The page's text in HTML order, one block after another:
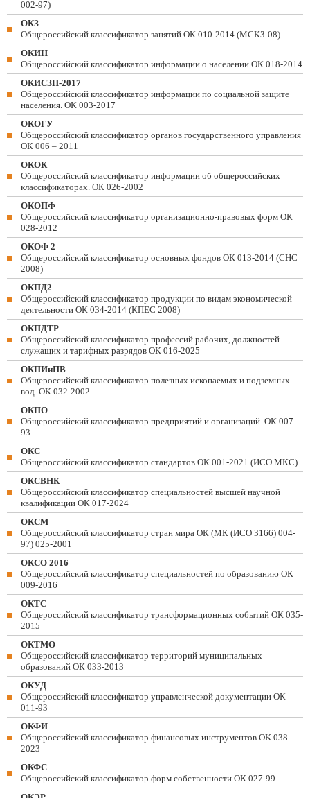
002-97)
ОКЗ
Общероссийский классификатор занятий ОК 010-2014 (МСКЗ-08)
ОКИН
Общероссийский классификатор информации о населении ОК 018-2014
ОКИСЗН-2017
Общероссийский классификатор информации по социальной защите
населения. ОК 003-2017
ОКОГУ
Общероссийский классификатор органов государственного управления
ОК 006 – 2011
ОКОК
Общероссийский классификатор информации об общероссийских
классификаторах. ОК 026-2002
ОКОПФ
Общероссийский классификатор организационно-правовых форм ОК
028-2012
ОКОФ 2
Общероссийский классификатор основных фондов ОК 013-2014 (СНС
2008)
ОКПД2
Общероссийский классификатор продукции по видам экономической
деятельности ОК 034-2014 (КПЕС 2008)
ОКПДТР
Общероссийский классификатор профессий рабочих, должностей
служащих и тарифных разрядов ОК 016-2025
ОКПИиПВ
Общероссийский классификатор полезных ископаемых и подземных
вод. ОК 032-2002
ОКПО
Общероссийский классификатор предприятий и организаций. ОК 007–
93
ОКС
Общероссийский классификатор стандартов ОК 001-2021 (ИСО МКС)
ОКСВНК
Общероссийский классификатор специальностей высшей научной
квалификации ОК 017-2024
ОКСМ
Общероссийский классификатор стран мира ОК (МК (ИСО 3166) 004-
97) 025-2001
ОКСО 2016
Общероссийский классификатор специальностей по образованию ОК
009-2016
ОКТС
Общероссийский классификатор трансформационных событий ОК 035-
2015
ОКТМО
Общероссийский классификатор территорий муниципальных
образований ОК 033-2013
ОКУД
Общероссийский классификатор управленческой документации ОК
011-93
ОКФИ
Общероссийский классификатор финансовых инструментов OK 038-
2023
ОКФС
Общероссийский классификатор форм собственности ОК 027-99